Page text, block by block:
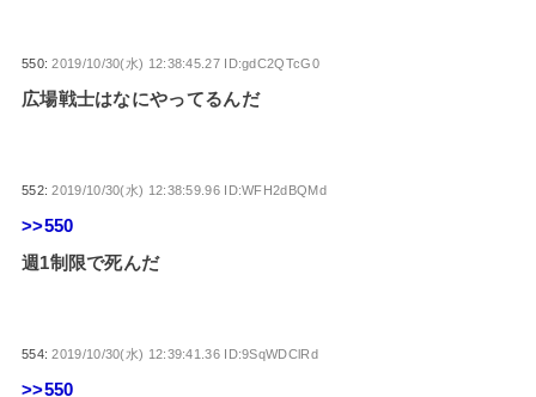
550:2019/10/30(水) 12:38:45.27 ID:gdC2QTcG0
広場戦士はなにやってるんだ
552:2019/10/30(水) 12:38:59.96 ID:WFH2dBQMd
>>550
週1制限で死んだ
554:2019/10/30(水) 12:39:41.36 ID:9SqWDClRd
>>550